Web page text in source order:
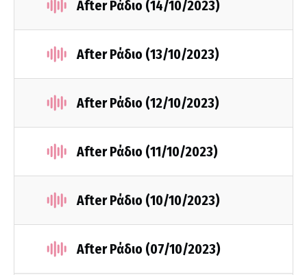
After Ράδιο (14/10/2023)
After Ράδιο (13/10/2023)
After Ράδιο (12/10/2023)
After Ράδιο (11/10/2023)
After Ράδιο (10/10/2023)
After Ράδιο (07/10/2023)